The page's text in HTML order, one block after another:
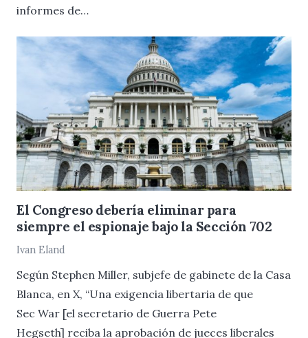
informes de…
El Congreso debería eliminar para
siempre el espionaje bajo la Sección 702
Ivan Eland
Según Stephen Miller, subjefe de gabinete de la Casa
Blanca, en X, “Una exigencia libertaria de que
Sec War [el secretario de Guerra Pete
Hegseth] reciba la aprobación de jueces liberales